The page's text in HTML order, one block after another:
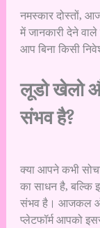
नमस्कार दोस्तों,
में जानकारी देने
आप बिना किसी
लूडो खेलो
संभव है?
क्या आपने कभी
का साधन है, बल्कि
संभव है। आजकल
प्लेटफॉर्म आपको